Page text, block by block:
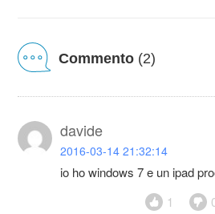
Commento (2)
davide
2016-03-14 21:32:14
io ho windows 7 e un ipad
1